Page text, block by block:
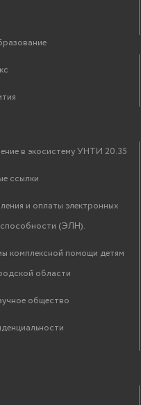
в экосистему УНТИ 20.35
ссылки
и оплаты электронных
(ЭЛН).
комплексной помощи детям
области
общество